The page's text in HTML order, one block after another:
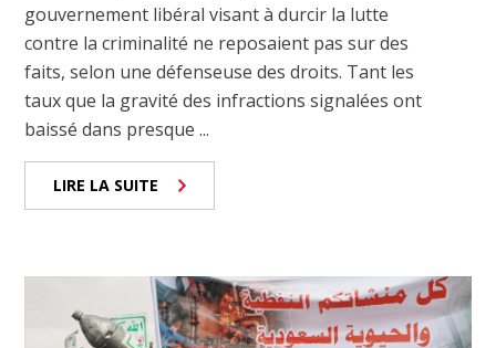
gouvernement libéral visant à durcir la lutte
contre la criminalité ne reposaient pas sur des
faits, selon une défenseuse des droits. Tant les
taux que la gravité des infractions signalées ont
baissé dans presque ...
LIRE LA SUITE